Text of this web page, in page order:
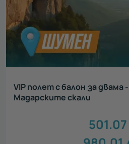
VIP полет с балон за двама
Мадарските скали
501.07